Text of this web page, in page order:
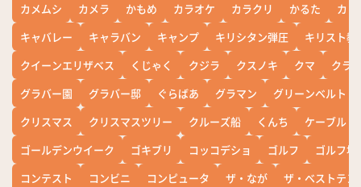
カメムシ
カメラ かもめ カラオケ カラクリ かるた
カレ
キャバレー
キャラバン キャンプ キリシタン弾圧
キリスト教
クイーンエリザベス
くじゃく クジラ クスノキ クマ
クラ
グラバー園
グラバー邸 ぐらばあ グラマン
グリーンベルト
クリスマス
クリスマスツリー クルーズ船 くんち
ケーブル
ゴールデンウイーク
ゴキブリ コッコデショ ゴルフ
ゴルフ場
コンテスト
コンビニ コンピュータ ザ・なが
ザ・ベストテン